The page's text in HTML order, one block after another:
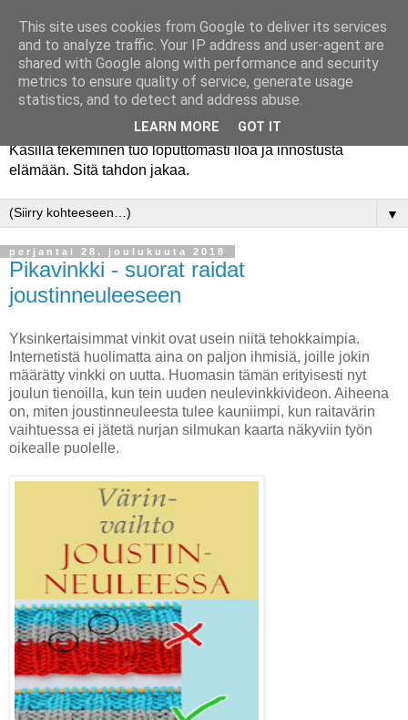
Käsillä tekeminen tuo loputtomasti iloa ja innostusta
elämään. Sitä tahdon jakaa.
▼
perjantai 28. joulukuuta 2018
Pikavinkki - suorat raidat
joustinneuleeseen
Yksinkertaisimmat vinkit ovat usein niitä tehokkaimpia.
Internetistä huolimatta aina on paljon ihmisiä, joille jokin
määrätty vinkki on uutta. Huomasin tämän erityisesti nyt
joulun tienoilla, kun tein uuden neulevinkkivideon. Aiheena
on, miten joustinneuleesta tulee kauniimpi, kun raitavärin
vaihtuessa ei jätetä nurjan silmukan kaarta näkyviin työn
oikealle puolelle.
This site uses cookies from Google to deliver its services
and to analyze traffic. Your IP address and user-agent are
shared with Google along with performance and security
metrics to ensure quality of service, generate usage
statistics, and to detect and address abuse.
LEARN MORE GOT IT